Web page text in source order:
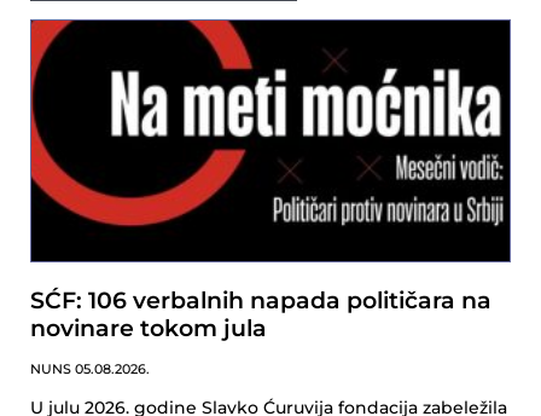
SĆF: 106 verbalnih napada političara na
novinare tokom jula
NUNS 05.08.2026.
U julu 2026. godine Slavko Ćuruvija fondacija zabeležila